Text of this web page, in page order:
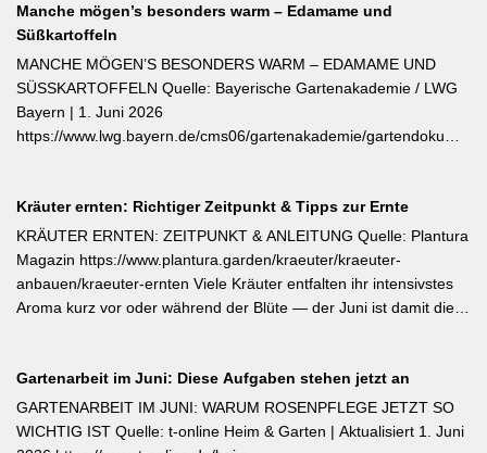
bis Mitte Juli abgeschlossen sein, damit sich die Pflanzen auf die
Überwinterung vorbereiten können. Der entscheidende Tipp für
öfterblühende Sorten: Verwelkte Blüten mit 2–3 Blattstielpaaren
darunter sofort abschneiden – das regt neue Knospen an und
verlängert die Blütezeit erheblich. [Thema-Tag: #Rosenpflege
#Pflanzenpflege #Gehölze]
Manche mögen’s besonders warm – Edamame und
Süßkartoffeln
MANCHE MÖGEN’S BESONDERS WARM – EDAMAME UND
SÜSSKARTOFFELN Quelle: Bayerische Gartenakademie / LWG
Bayern | 1. Juni 2026
https://www.lwg.bayern.de/cms06/gartenakademie/
ins Freiland. Edamame (Garten-Soja) kann direkt gesät oder
vorgezogen werden; Staffelsaaten sind bis Anfang Juli möglich,
die Ernte beginnt ab August. Süßkartoffeln sind ausschließlich als
Jungpflanzen erhältlich und benötigen Wärme, Sonne und einen
tiefen, durchlässigen Boden. Frisch geerntete Knollen müssen
Kräuter ernten: Richtiger Zeitpunkt & Tipps zur Ernte
KRÄUTER ERNTEN: ZEITPUNKT & ANLEITUNG Quelle: Plantura
Magazin https://www.plantura.garden/kraeuter/kraeuter-
anbauen/kraeuter-ernten Viele Kräuter entfalten ihr intensivstes
Aroma kurz vor oder während der Blüte — der Juni ist damit die
Abtrocknen des Taus, bevor die Mittagshitze ätherische Öle
verflüchtigt. Beim Schnitt empfehlen sich ganze Triebspitzen statt
einzelner Blätter — das fördert buschigen Neuaustrieb und
Gartenarbeit im Juni: Diese Aufgaben stehen jetzt an
GARTENARBEIT IM JUNI: WARUM ROSENPFLEGE JETZT SO
WICHTIG IST Quelle: t-online Heim & Garten | Aktualisiert 1. Juni